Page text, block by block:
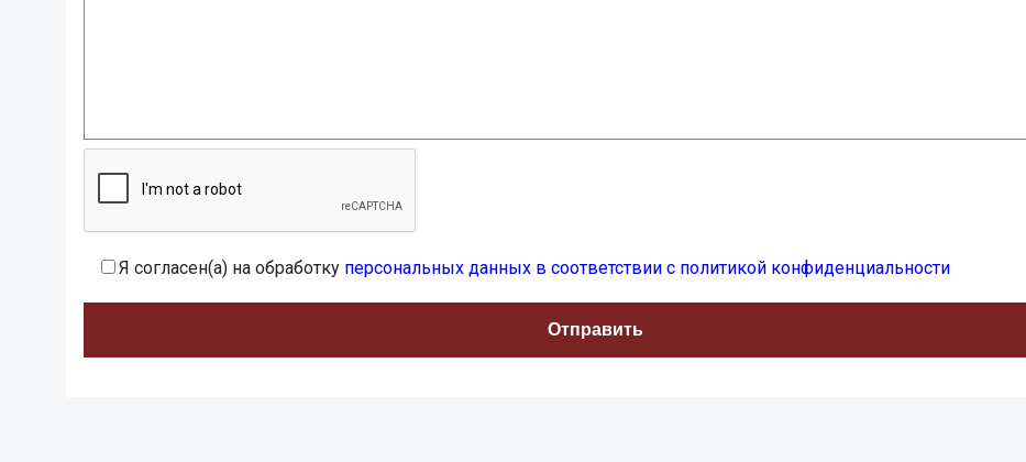
Я согласен(а) на обработку персональных данных в соответствии с политикой конфиденциальности